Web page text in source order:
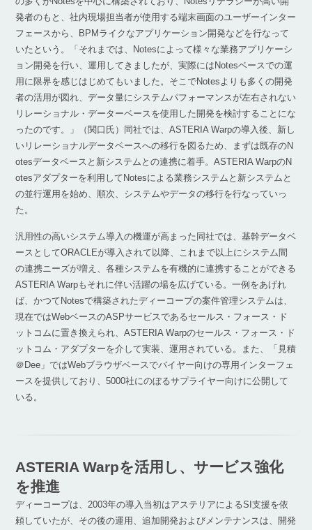
発者のもと、社内現場担当者が使用する端末画面のユーザーインター
フェースから、BPMライクなアプリケーション開発などを行なって
いたという。「それまでは、Notesによって様々な業務アプリケーシ
ョン開発を行い、運用してきましたが、実際にはNotesベースでの運
用に限界を感じはじめてもいました。そこでNotesよりも多くの開発
者の活用が図れ、データ量にシステムパフォーマンスが左右されない
リレーショナル・データーベースを使用した開発を検討することにな
ったのです。」（関口氏）同社では、ASTERIA Warpの導入後、新し
いリレーショナルデータベースへの移行を図るため、まずは既存のN
otesデータベースと新システムとの連携に着手。ASTERIA WarpのN
otesアダプターを利用してNotesによる業務システムと新システムと
の並行運用を始め、順次、システムやデータの移行を行なっていっ
た。
汎用性の高いシステム導入の機運が高まった同社では、基幹データベ
ースとしてORACLEが導入されて以降、これまで以上にシステム間
の連携ニーズが増え、各種システムを有機的に連携することができる
ASTERIA Warpもそれに伴い活躍の場を広げている。一例をあげれ
ば、かつてNotesで構築されたディーコープの案件管理システムは、
現在ではWebベースのASPサービスであるセールス・フォース・ド
ットコムに置き換えられ、ASTERIA Warpのセールス・フォース・ド
ットコム・アダプターを介して実装、運用されている。また、「見積
＠Dee」ではWebブラウザベースでバイヤー向けの専用インターフェ
ースを提供しており、5000社にのぼるサプライヤー向けに公開して
いる。
ASTERIA Warpを活用し、サービス強化
を推進
ディーコープは、2003年の導入当初はアステリアによるSI支援を依
頼していたが、その後の運用、追加開発およびメンテナンスは、開発